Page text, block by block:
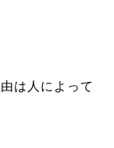
は人によって